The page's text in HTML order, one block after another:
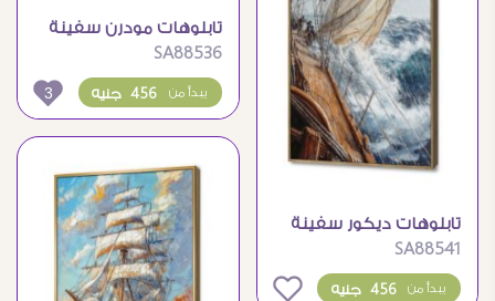
تابلوهات ديكور سفينة
شراعية وسط العاصفة
SA88541
456 جنيه يبدأ من 0
تابلوهات مودرن سفينة
شراعية ولحظة هدوءه
SA88536
456 جنيه يبدأ من 3